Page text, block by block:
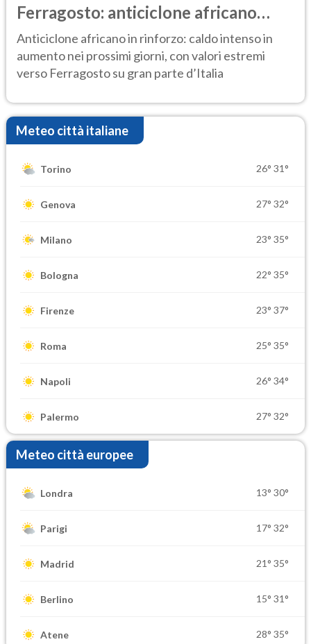
Ferragosto: anticiclone africano
ancora protagonista
Anticiclone africano in rinforzo: caldo intenso in
aumento nei prossimi giorni, con valori estremi
verso Ferragosto su gran parte d’Italia
Meteo città italiane
Torino 26° 31°
Genova 27° 32°
Milano 23° 35°
Bologna 22° 35°
Firenze 23° 37°
Roma 25° 35°
Napoli 26° 34°
Palermo 27° 32°
Meteo città europee
Londra 13° 30°
Parigi 17° 32°
Madrid 21° 35°
Berlino 15° 31°
Atene 28° 35°